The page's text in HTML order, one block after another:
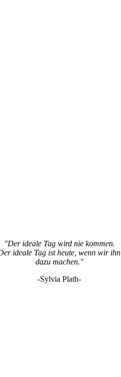
"Der ideale Tag wird nie kommen.
ideale Tag ist heute, wenn wir ihn
dazu machen."
-Sylvia Plath-